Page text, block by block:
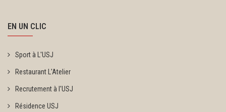
EN UN CLIC
Sport à L'USJ
Restaurant L'Atelier
Recrutement à l'USJ
Résidence USJ